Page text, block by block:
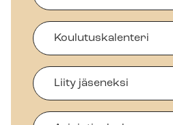
Koulutuskalenteri
Liity jäseneksi